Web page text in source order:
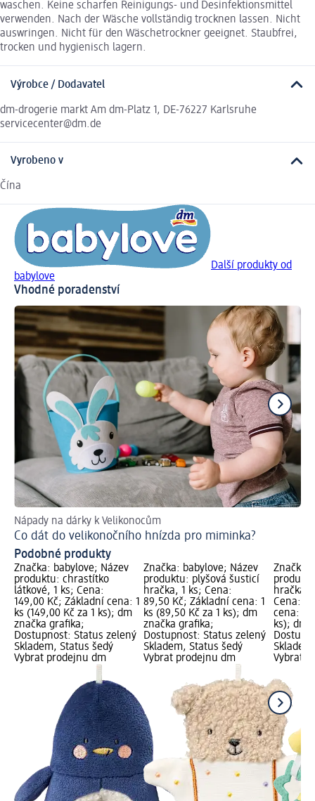
waschen. Keine scharfen Reinigungs- und Desinfektionsmittel
verwenden. Nach der Wäsche vollständig trocknen lassen. Nicht
auswringen. Nicht für den Wäschetrockner geeignet. Staubfrei,
trocken und hygienisch lagern.
Výrobce / Dodavatel
dm-drogerie markt Am dm-Platz 1, DE-76227 Karlsruhe
servicecenter@dm.de
Vyrobeno v
Čína
Další produkty od
babylove
Vhodné poradenství
Nápady na dárky k Velikonocům
Co dát do velikonočního hnízda pro miminka?
Podobné produkty
Značka: babylove; Název
produktu: chrastítko
látkové, 1 ks; Cena:
149,00 Kč; Základní cena: 1
ks (149,00 Kč za 1 ks); dm
značka grafika;
Dostupnost: Status zelený
Skladem, Status šedý
Vybrat prodejnu dm
Značka: babylove; Název
produktu: plyšová šusticí
hračka, 1 ks; Cena:
89,50 Kč; Základní cena: 1
ks (89,50 Kč za 1 ks); dm
značka grafika;
Dostupnost: Status zelený
Skladem, Status šedý
Vybrat prodejnu dm
Značka:
hračka,
Cena:
cena: 1
ks); dm
Vybrat